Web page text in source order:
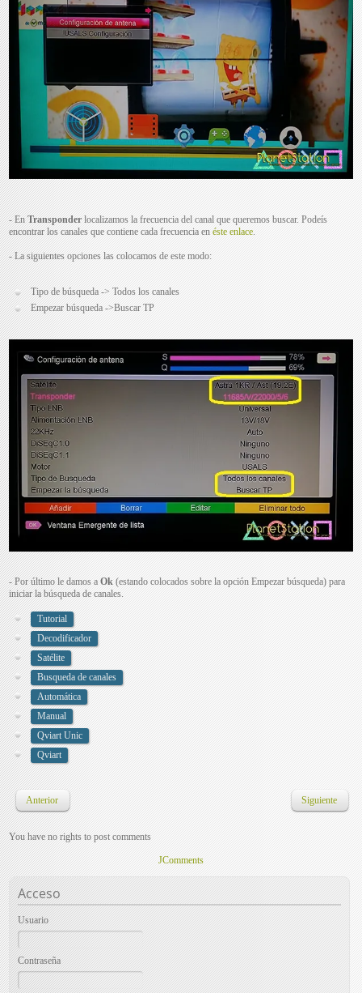
- EnTransponder localizamos la frecuencia del canal que queremos buscar. Podeís
encontrar los canales que contiene cada frecuencia enéste enlace.
- La siguientes opciones las colocamos de este modo:
Tipo de búsqueda -> Todos los canales
Empezar búsqueda ->Buscar TP
- Por último le damos aOk (estando colocados sobre la opción Empezar búsqueda) para
iniciar la búsqueda de canales.
Tutorial
Decodificador
Satélite
Busqueda de canales
Automática
Manual
Qviart Unic
Qviart
Anterior Siguiente
You have no rights to post comments
JComments
Acceso
Usuario
Contraseña